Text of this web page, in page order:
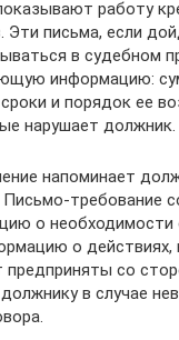
работу
Эти письма, если
в судебном
информацию:
и порядок ее
нарушает должник.
напоминает
Письмо-требование
о необходимости
о действиях,
предприняты со
в случае